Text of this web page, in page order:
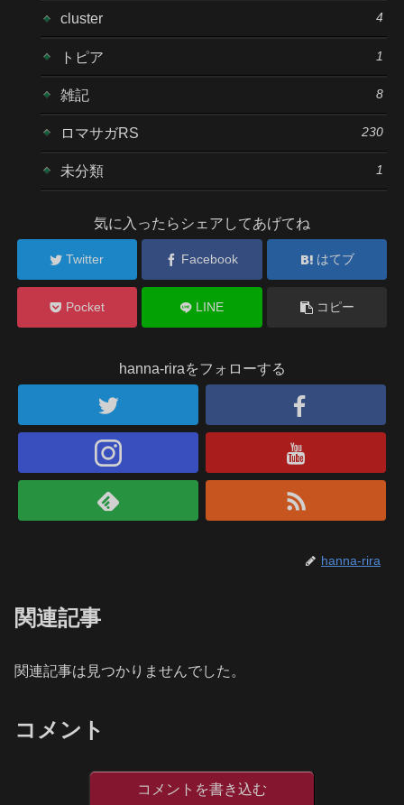
cluster 4
トピア 1
雑記 8
ロマサガRS 230
未分類 1
気に入ったらシェアしてあげてね
Twitter Facebook はてブ
Pocket LINE コピー
hanna-riraをフォローする
hanna-rira
関連記事
関連記事は見つかりませんでした。
コメント
コメントを書き込む